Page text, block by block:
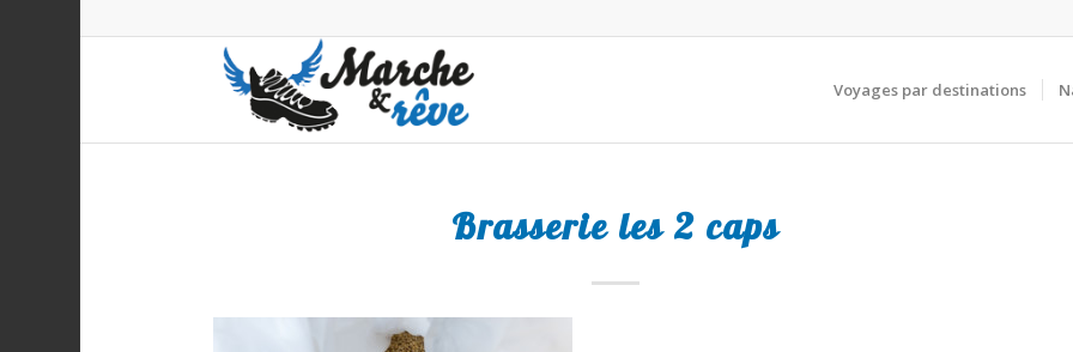
Voyages par destinations
Brasserie les 2 caps